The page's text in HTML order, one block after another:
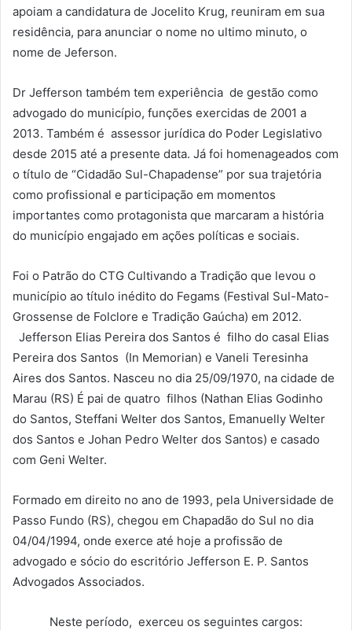
apoiam a candidatura de Jocelito Krug, reuniram em sua
residência, para anunciar o nome no ultimo minuto, o
nome de Jeferson.
Dr Jefferson também tem experiência de gestão como
advogado do município, funções exercidas de 2001 a
2013. Também é assessor jurídica do Poder Legislativo
desde 2015 até a presente data. Já foi homenageados com
o título de “Cidadão Sul-Chapadense” por sua trajetória
como profissional e participação em momentos
importantes como protagonista que marcaram a história
do município engajado em ações políticas e sociais.
Foi o Patrão do CTG Cultivando a Tradição que levou o
município ao título inédito do Fegams (Festival Sul-Mato-
Grossense de Folclore e Tradição Gaúcha) em 2012.
Jefferson Elias Pereira dos Santos é filho do casal Elias
Pereira dos Santos (In Memorian) e Vaneli Teresinha
Aires dos Santos. Nasceu no dia 25/09/1970, na cidade de
Marau (RS) É pai de quatro filhos (Nathan Elias Godinho
do Santos, Steffani Welter dos Santos, Emanuelly Welter
dos Santos e Johan Pedro Welter dos Santos) e casado
com Geni Welter.
Formado em direito no ano de 1993, pela Universidade de
Passo Fundo (RS), chegou em Chapadão do Sul no dia
04/04/1994, onde exerce até hoje a profissão de
advogado e sócio do escritório Jefferson E. P. Santos
Advogados Associados.
Neste período, exerceu os seguintes cargos: